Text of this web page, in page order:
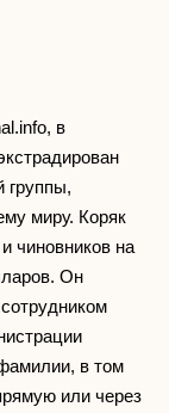
в
группы,
миру. Коряк
чиновников на
Он
в том
или через